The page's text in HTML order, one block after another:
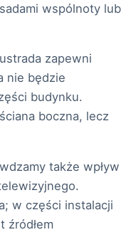
wspólnoty lub
zapewni
nie będzie
budynku.
boczna, lecz
także wpływ
w części instalacji
źródłem